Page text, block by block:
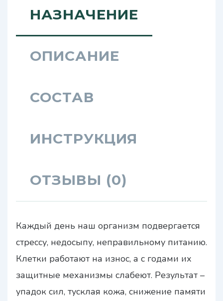
НАЗНАЧЕНИЕ
ОПИСАНИЕ
СОСТАВ
ИНСТРУКЦИЯ
ОТЗЫВЫ (0)
Каждый день наш организм подвергается
стрессу, недосыпу, неправильному питанию.
Клетки работают на износ, а с годами их
защитные механизмы слабеют. Результат –
упадок сил, тусклая кожа, снижение памяти